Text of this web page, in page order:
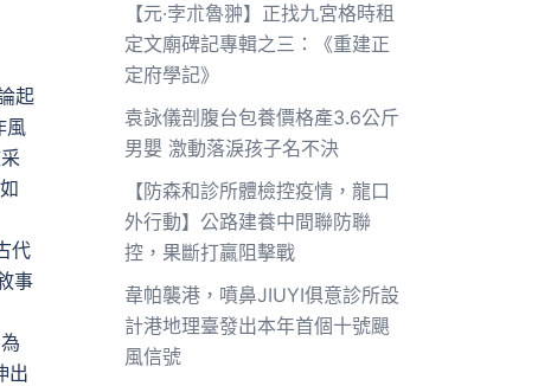
起
風
代
事
出
【元·孛朮魯翀】正找九宮格時租
定文廟碑記專輯之三：《重建正
定府學記》
袁詠儀剖腹台包養價格產3.6公斤
男嬰 激動落淚孩子名不決
【防森和診所體檢控疫情，龍口
外行動】公路建養中間聯防聯
控，果斷打贏阻擊戰
韋帕襲港，噴鼻JIUYI俱意診所設
計港地理臺發出本年首個十號颶
風信號